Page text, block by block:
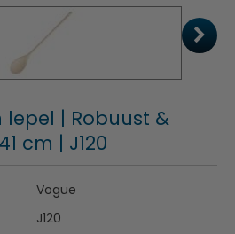
lepel | Robuust &
cm | J120
Vogue
J120